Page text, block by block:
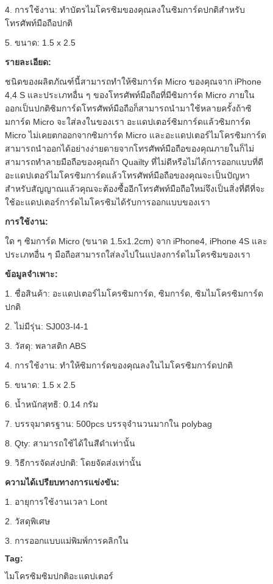
4. การใช้งาน: ทำบัตรไมโครซิมของคุณลงในซิมการ์ดปกติสำหรับ
โทรศัพท์มือถือปกติ
5. ขนาด: 1.5 x 2.5
รายละเอียด:
ชนิดของผลิตภัณฑ์นี้สามารถทำให้ซิมการ์ด Micro ของคุณจาก iPhone
4,4 S และประเภทอื่น ๆ ของโทรศัพท์มือถือที่มีซิมการ์ด Micro ภายใน
ออกเป็นปกติซิมการ์ดโทรศัพท์มือถือก็สามารถนำมาใช้หลายครั้งถ้าซิ
มการ์ด Micro จะใส่ลงในของเรา อะแดปเตอร์ซิมการ์ดแล้วซิมการ์ด
Micro ไม่เคยตกออกจากซิมการ์ด Micro และอะแดปเตอร์ไมโครซิมการ์ด
สามารถนำออกได้อย่างง่ายดายจากโทรศัพท์มือถือของคุณภายในก็ไม่
สามารถทำลายมือถือของคุณถ้า Quailty ที่ไม่ดีหรือไม่ได้การออกแบบที่ดี
อะแดปเตอร์ไมโครซิมการ์ดแล้วโทรศัพท์มือถือของคุณจะเป็นปัญหา
สำหรับสัญญาณแล้วคุณจะต้องซื้ออีกโทรศัพท์มือถือใหม่จึงเป็นสิ่งที่ดีที่จะ
ใช้อะแดปเตอร์การ์ดไมโครซิมได้รับการออกแบบของเรา
การใช้งาน:
ใด ๆ ซิมการ์ด Micro (ขนาด 1.5x1.2cm) จาก iPhone4, iPhone 4S และ
ประเภทอื่น ๆ มือถือสามารถใส่ลงไปในแปลงการ์ดไมโครซิมของเรา
ข้อมูลจำเพาะ:
1. ชื่อสินค้า: อะแดปเตอร์ไมโครซิมการ์ด, ซิมการ์ด, ซิมไมโครซิมการ์ด
ปกติ
2. ไม่มีรุ่น: SJ003-I4-1
3. วัสดุ: พลาสติก ABS
4. การใช้งาน: ทำให้ซิมการ์ดของคุณลงในไมโครซิมการ์ดปกติ
5. ขนาด: 1.5 x 2.5
6. น้ำหนักสุทธิ: 0.14 กรัม
7. บรรจุมาตรฐาน: 500pcs บรรจุจำนวนมากใน polybag
8. Qty: สามารถใช้ได้ในสีดำเท่านั้น
9. วิธีการจัดส่งปกติ: โดยจัดส่งเท่านั้น
ความได้เปรียบทางการแข่งขัน:
1. อายุการใช้งานเวลา Lont
2. วัสดุพิเศษ
3. การออกแบบแม่พิมพ์การคลิกใน
Tag:
ไมโครซิมซิมปกติอะแดปเตอร์